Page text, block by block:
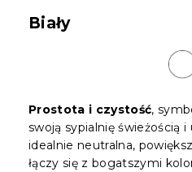
Biały
Prostota i czystość,
swoją sypialnię świeżością
idealnie neutralna,
łączy się z bogatszymi